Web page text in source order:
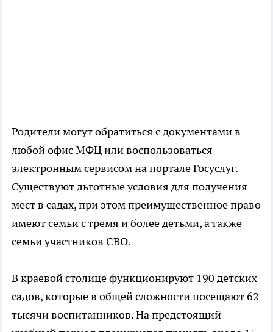
Родители могут обратиться с документами в
любой офис МФЦ или воспользоваться
электронным сервисом на портале Госуслуг.
Существуют льготные условия для получения
мест в садах, при этом преимущественное право
имеют семьи с тремя и более детьми, а также
семьи участников СВО.
В краевой столице функционируют 190 детских
садов, которые в общей сложности посещают 62
тысячи воспитанников. На предстоящий